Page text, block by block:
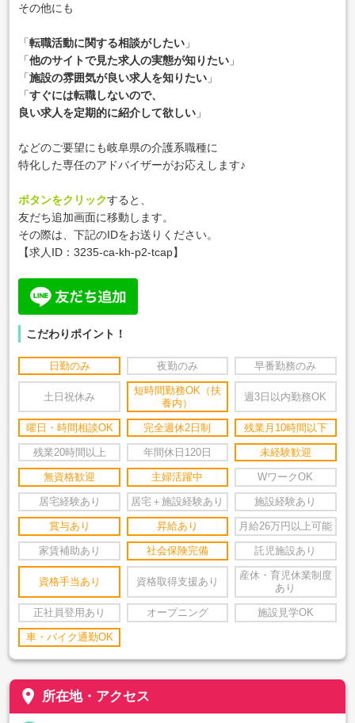
その他にも
「転職活動に関する相談がしたい 」
「他のサイトで見た求人の実態が知りたい 」
「施設の雰囲気が良い求人を知りたい 」
「すぐには転職しないので、
良い求人を定期的に紹介して欲しい 」
などのご要望にも岐阜県の介護系職種に
特化した専任のアドバイザーがお応えします♪
ボタンをクリックすると、
友だち追加画面に移動します。
その際は、下記のIDをお送りください。
【求人ID：3235-ca-kh-p2-tcap】
こだわりポイント！
日勤のみ 夜勤のみ 早番勤務のみ
土日祝休み
短時間勤務OK（扶
養内）
週3日以内勤務OK
曜日・時間相談OK 完全週休2日制 残業月10時間以下
残業20時間以上 年間休日120日 未経験歓迎
無資格歓迎 主婦活躍中 WワークOK
居宅経験あり 居宅＋施設経験あり 施設経験あり
賞与あり 昇給あり 月給26万円以上可能
家賃補助あり 社会保険完備 託児施設あり
資格手当あり 資格取得支援あり
産休・育児休業制度
あり
正社員登用あり オープニング 施設見学OK
車・バイク通勤OK
place 所在地・アクセス